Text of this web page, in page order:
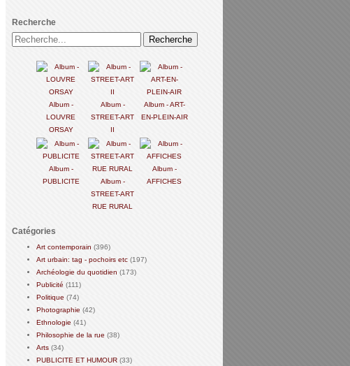
Recherche
Album -
LOUVRE
ORSAY
Album -
STREET-ART
II
Album - ART-
EN-PLEIN-AIR
Album -
PUBLICITE
Album -
STREET-ART
RUE RURAL
Album -
AFFICHES
Catégories
Art contemporain (396)
Art urbain: tag - pochoirs etc (197)
Archéologie du quotidien (173)
Publicité (111)
Politique (74)
Photographie (42)
Ethnologie (41)
Philosophie de la rue (38)
Arts (34)
PUBLICITE ET HUMOUR (33)